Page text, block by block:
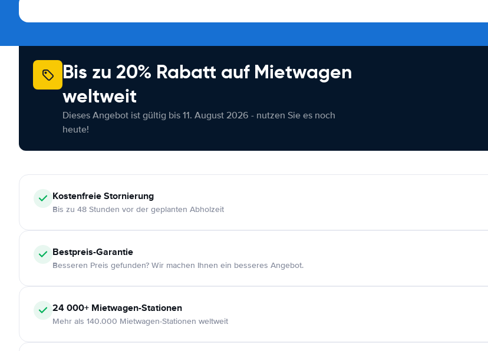
Bis zu 20% Rabatt auf Mietwagen
weltweit
Dieses Angebot ist gültig bis 11. August 2026 - nutzen Sie es noch
heute!
KostenfreieStornierung
Bis zu 48 Stunden vor der geplanten Abholzeit
Bestpreis-Garantie
Besseren Preis gefunden? Wir machen Ihnen ein besseres Angebot.
24 000+ Mietwagen-Stationen
Mehr als 140.000 Mietwagen-Stationen weltweit